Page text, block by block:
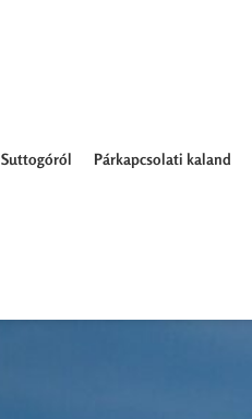
Suttogóról Párkapcsolati kaland